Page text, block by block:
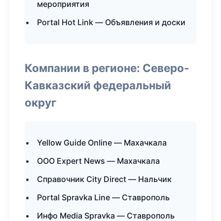
мероприятия
Portal Hot Link — Объявления и доски
Компании в регионе: Северо-
Кавказский федеральный
округ
Yellow Guide Online — Махачкала
ООО Expert News — Махачкала
Справочник City Direct — Нальчик
Portal Spravka Line — Ставрополь
Инфо Media Spravka — Ставрополь